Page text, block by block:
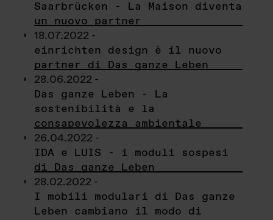
Saarbrücken - La Maison diventa
un nuovo partner
18.07.2022 -
einrichten design è il nuovo
partner di Das ganze Leben
28.06.2022 -
Das ganze Leben - La
sostenibilità e la
consapevolezza ambientale
26.04.2022 -
IDA e LUIS - i moduli sospesi
di Das ganze Leben
28.02.2022 -
I mobili modulari di Das ganze
Leben cambiano il modo di